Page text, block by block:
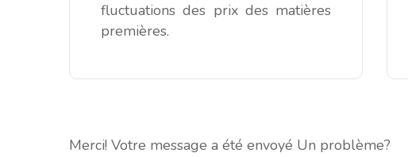
fluctuations des prix des matières
premières.
Merci! Votre message a été envoyé Un problème?